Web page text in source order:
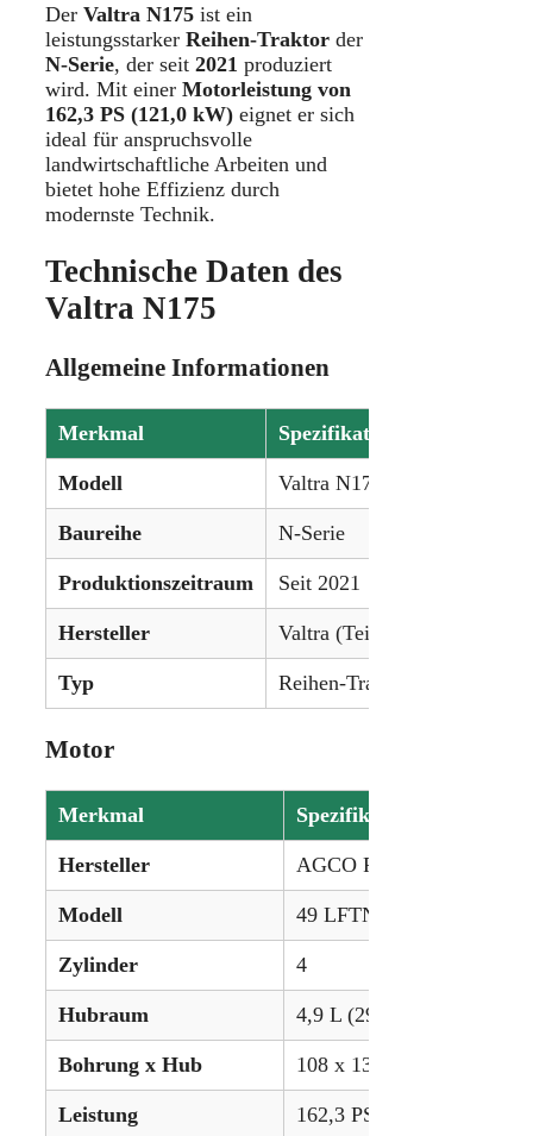
Der Valtra N175 ist ein
leistungsstarker Reihen-Traktor der
N-Serie, der seit 2021 produziert
wird. Mit einer Motorleistung von
162,3 PS (121,0 kW) eignet er sich
ideal für anspruchsvolle
landwirtschaftliche Arbeiten und
bietet hohe Effizienz durch
modernste Technik.
Technische Daten des
Valtra N175
Allgemeine Informationen
Merkmal Spezifikation
Modell Valtra N175
Baureihe N-Serie
Produktionszeitraum Seit 2021
Hersteller Valtra (Teil von AGCO)
Typ Reihen-Traktor
Motor
Merkmal Spezifikation
Hersteller AGCO Power
Modell 49 LFTN-05
Zylinder 4
Hubraum 4,9 L (299,8 ci)
Bohrung x Hub 108 x 134 mm
Leistung 162,3 PS (121,0 kW)